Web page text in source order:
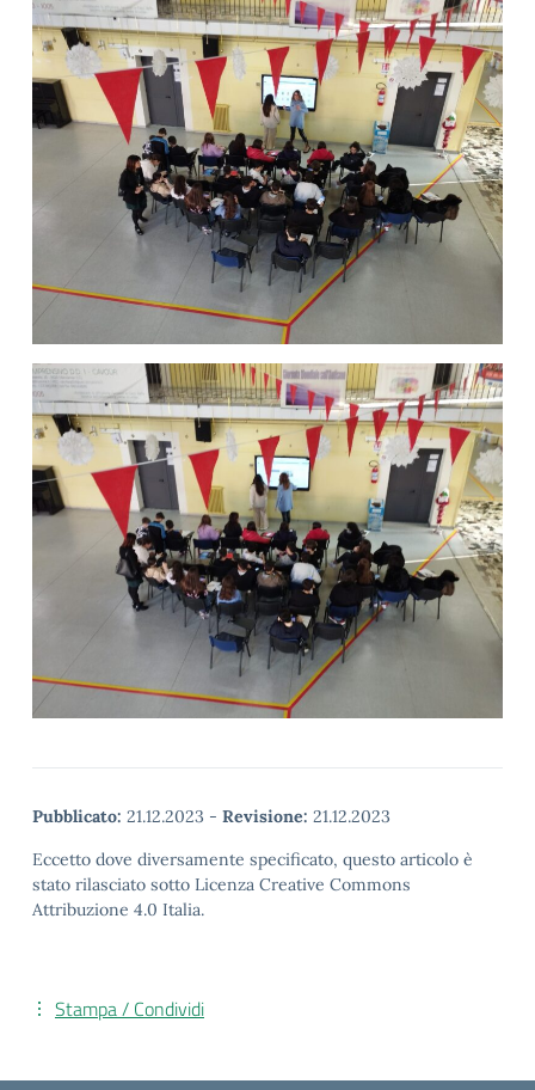
Pubblicato: 21.12.2023 - Revisione: 21.12.2023
Eccetto dove diversamente specificato, questo articolo è
stato rilasciato sotto Licenza Creative Commons
Attribuzione 4.0 Italia.
Stampa / Condividi